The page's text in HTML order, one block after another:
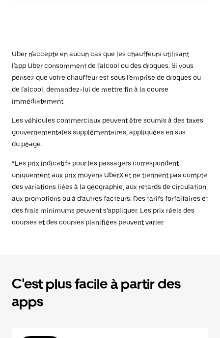
Uber n'accepte en aucun cas que les chauffeurs utilisant
l'app Uber consomment de l'alcool ou des drogues. Si vous
pensez que votre chauffeur est sous l'emprise de drogues ou
de l'alcool, demandez-lui de mettre fin à la course
immédiatement.
Les véhicules commerciaux peuvent être soumis à des taxes
gouvernementales supplémentaires, appliquées en sus
du péage.
*Les prix indicatifs pour les passagers correspondent
uniquement aux prix moyens UberX et ne tiennent pas compte
des variations liées à la géographie, aux retards de circulation,
aux promotions ou à d’autres facteurs. Des tarifs forfaitaires et
des frais minimums peuvent s’appliquer. Les prix réels des
courses et des courses planifiées peuvent varier.
C'est plus facile à partir des
apps